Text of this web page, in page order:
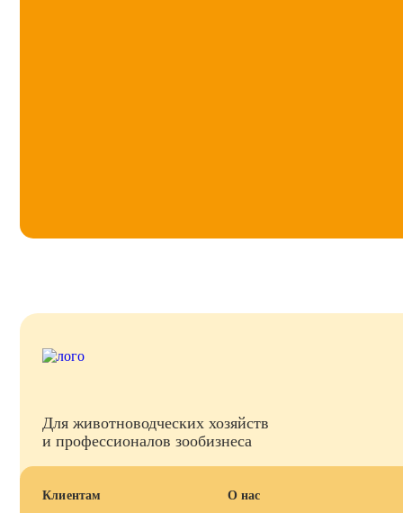
Для животноводческих хозяйств
и профессионалов зообизнеса
Клиентам О нас